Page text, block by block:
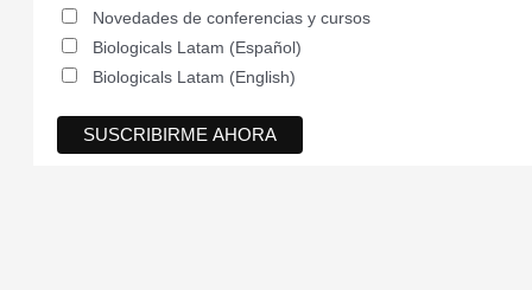
Novedades de conferencias y cursos
Biologicals Latam (Español)
Biologicals Latam (English)